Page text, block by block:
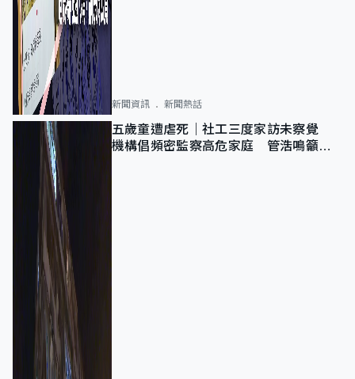
新聞資訊 新聞熱話
五歲童遭虐死｜社工三度家訪未察覺
機構倡頻密監察高危家庭 管浩鳴籲加